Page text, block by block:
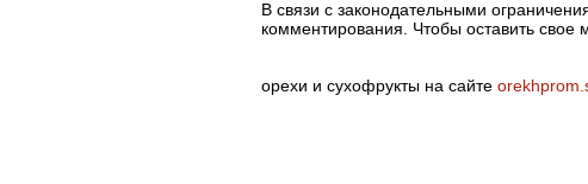
В связи с законодательными
комментирования. Чтобы оставить свое
орехи и сухофрукты на сайте